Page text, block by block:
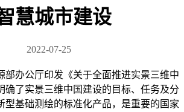
慧城市建设
2022-07-25
部办公厅印发《关于全面推进实景三维中
确了实景三维中国建设的目标、任务及分
型基础测绘的标准化产品，是重要的国家